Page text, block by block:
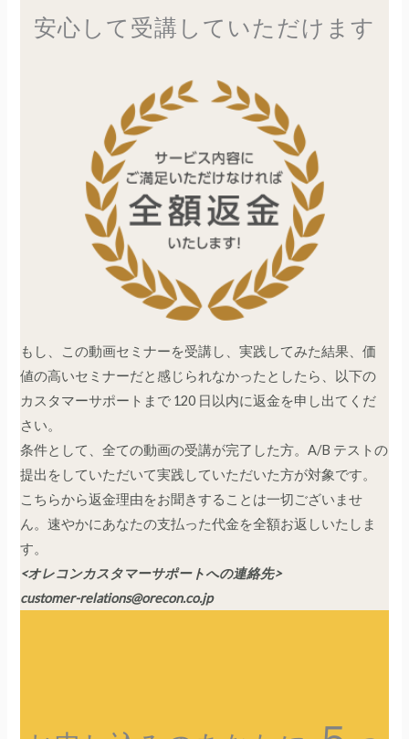
安心して受講していただけます
もし、この動画セミナーを受講し、実践してみた結果、価
値の高いセミナーだと感じられなかったとしたら、以下の
カスタマーサポートまで 120 日以内に返金を申し出てくだ
さい。
条件として、全ての動画の受講が完了した方。A/B テストの
提出をしていただいて実践していただいた方が対象です。
こちらから返金理由をお聞きすることは一切ございませ
ん。速やかにあなたの支払った代金を全額お返しいたしま
す。
<オレコンカスタマーサポートへの連絡先>
customer-relations@orecon.co.jp